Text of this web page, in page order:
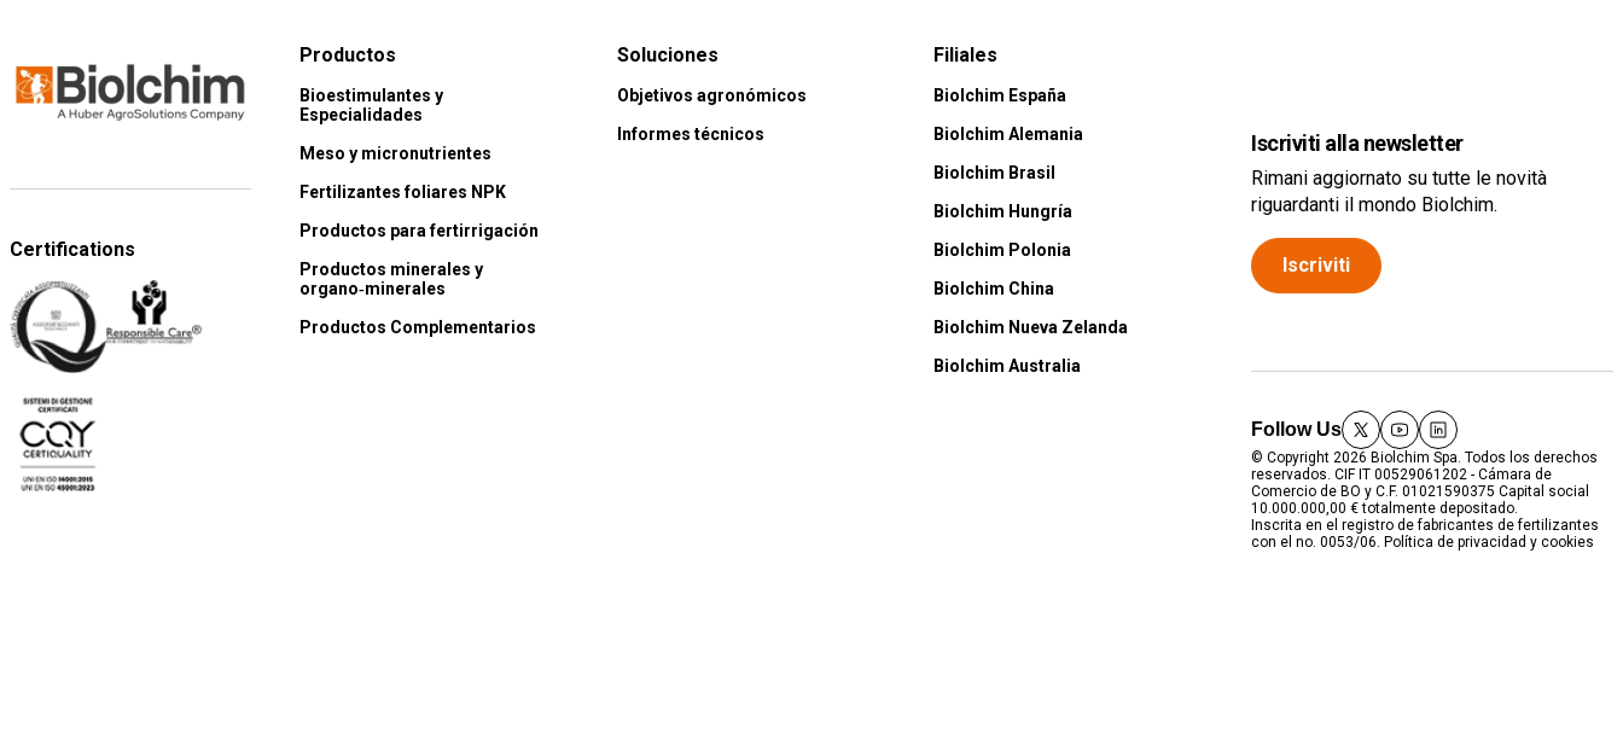
Certifications
Productos
Bioestimulantes y
Especialidades
Meso y micronutrientes
Fertilizantes foliares NPK
Productos para fertirrigación
Productos minerales y
organo‑minerales
Productos Complementarios
Soluciones
Objetivos agronómicos
Informes técnicos
Filiales
Biolchim España
Biolchim Alemania
Biolchim Brasil
Biolchim Hungría
Biolchim Polonia
Biolchim China
Biolchim Nueva Zelanda
Biolchim Australia
Iscriviti alla newsletter
Rimani aggiornato su tutte le novità
riguardanti il mondo Biolchim.
Iscriviti
Follow Us
twitteryoutube
linkedin
© Copyright 2026 Biolchim Spa. Todos los derechos
reservados. CIF IT 00529061202 - Cámara de
Comercio de BO y C.F. 01021590375 Capital social
10.000.000,00 € totalmente depositado.
Inscrita en el registro de fabricantes de fertilizantes
con el no. 0053/06. Política de privacidad y cookies